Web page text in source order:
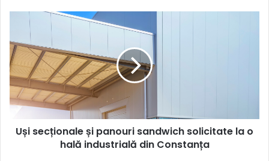
secționale
și
panouri
sandwich
solicitate
o
industrială
Uși secționale și panouri sandwich solicitate la o
hală industrială din Constanța